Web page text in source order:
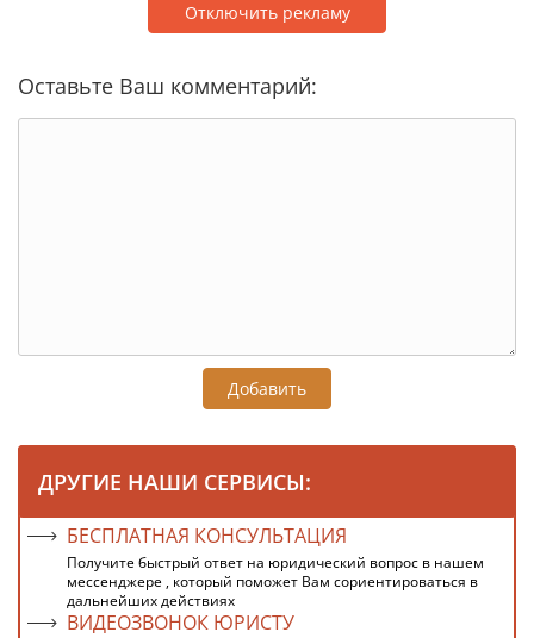
Отключить рекламу
Оставьте Ваш комментарий:
Добавить
ДРУГИЕ НАШИ СЕРВИСЫ:
БЕСПЛАТНАЯ КОНСУЛЬТАЦИЯ
Получите быстрый ответ на юридический вопрос в нашем
мессенджере , который поможет Вам сориентироваться в
дальнейших действиях
ВИДЕОЗВОНОК ЮРИСТУ